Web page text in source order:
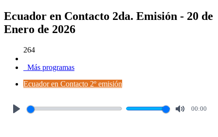
Ecuador en Contacto 2da. Emisión - 20 de
Enero de 2026
264
Más programas
Ecuador en Contacto 2º emisión
00:00